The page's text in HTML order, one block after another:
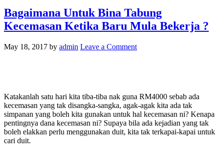
Bagaimana Untuk Bina Tabung
Kecemasan Ketika Baru Mula Bekerja ?
May 18, 2017 by admin Leave a Comment
Katakanlah satu hari kita tiba-tiba nak guna RM4000 sebab ada
kecemasan yang tak disangka-sangka, agak-agak kita ada tak
simpanan yang boleh kita gunakan untuk hal kecemasan ni? Kenapa
pentingnya dana kecemasan ni? Supaya bila ada kejadian yang tak
boleh elakkan perlu menggunakan duit, kita tak terkapai-kapai untuk
cari duit.